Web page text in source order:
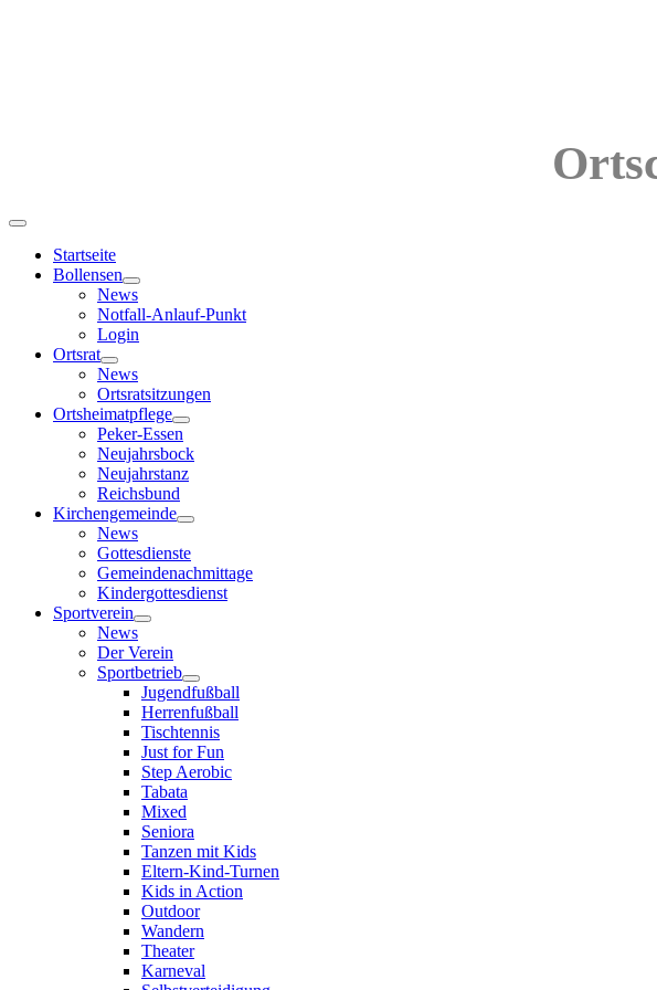
Startseite
Bollensen
News
Notfall-Anlauf-Punkt
Login
Ortsrat
News
Ortsratsitzungen
Ortsheimatpflege
Peker-Essen
Neujahrsbock
Neujahrstanz
Reichsbund
Kirchengemeinde
News
Gottesdienste
Gemeindenachmittage
Kindergottesdienst
Sportverein
News
Der Verein
Sportbetrieb
Jugendfußball
Herrenfußball
Tischtennis
Just for Fun
Step Aerobic
Tabata
Mixed
Seniora
Tanzen mit Kids
Eltern-Kind-Turnen
Kids in Action
Outdoor
Wandern
Theater
Karneval